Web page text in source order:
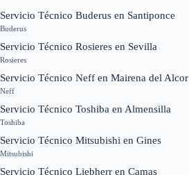
Servicio Técnico Buderus en Santiponce
Buderus
Servicio Técnico Rosieres en Sevilla
Rosieres
Servicio Técnico Neff en Mairena del Alcor
Neff
Servicio Técnico Toshiba en Almensilla
Toshiba
Servicio Técnico Mitsubishi en Gines
Mitsubishi
Servicio Técnico Liebherr en Camas